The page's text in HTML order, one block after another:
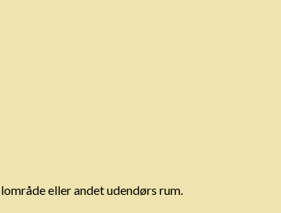
eller andet udendørs rum.